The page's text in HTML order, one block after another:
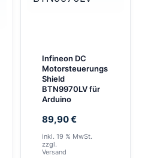
Infineon DC
Motorsteuerungs
Shield
BTN9970LV für
Arduino
89,90€
inkl. 19 % MwSt.
zzgl.
Versand